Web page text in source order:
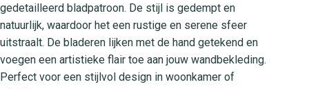
gedetailleerd bladpatroon. De stijl is gedempt en
natuurlijk, waardoor het een rustige en serene sfeer
uitstraalt. De bladeren lijken met de hand getekend en
voegen een artistieke flair toe aan jouw wandbekleding.
Perfect voor een stijlvol design in woonkamer of